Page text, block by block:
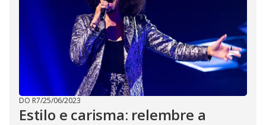
DO R7/25/06/2023
Estilo e carisma: relembre a